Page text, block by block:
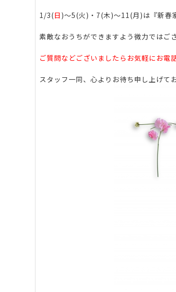
1/3(日 )～5(火)・7(木)～11(月)は『新春
素敵なおうちができますよう微力ではご
ご質問などございましたらお気軽にお電
スタッフ一同、心よりお待ち申し上げてお